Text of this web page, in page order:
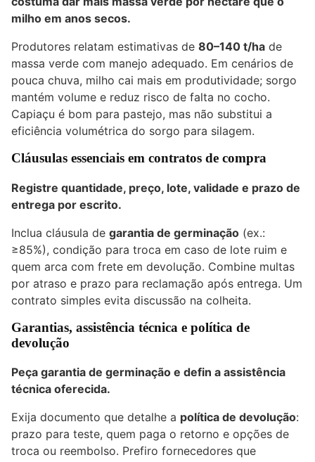
milho em anos secos.
Produtores relatam estimativas de 80–140 t/ha de
massa verde com manejo adequado. Em cenários de
pouca chuva, milho cai mais em produtividade; sorgo
mantém volume e reduz risco de falta no cocho.
Capiaçu é bom para pastejo, mas não substitui a
eficiência volumétrica do sorgo para silagem.
Cláusulas essenciais em contratos de compra
Registre quantidade, preço, lote, validade e prazo de
entrega por escrito.
Inclua cláusula de garantia de germinação (ex.:
≥85%), condição para troca em caso de lote ruim e
quem arca com frete em devolução. Combine multas
por atraso e prazo para reclamação após entrega. Um
contrato simples evita discussão na colheita.
Garantias, assistência técnica e política de
devolução
Peça garantia de germinação e defin a assistência
técnica oferecida.
Exija documento que detalhe a política de devolução:
prazo para teste, quem paga o retorno e opções de
troca ou reembolso. Prefiro fornecedores que